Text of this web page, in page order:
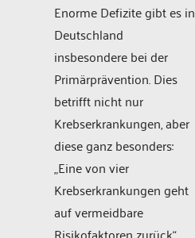
Enorme Defizite gibt es in
Deutschland
insbesondere bei der
Primärprävention. Dies
betrifft nicht nur
Krebserkrankungen, aber
diese ganz besonders:
„Eine von vier
Krebserkrankungen geht
auf vermeidbare